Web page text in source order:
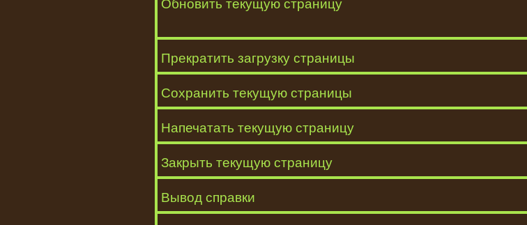
Обновить текущую страницу
Прекратить загрузку страницы
Сохранить текущую страницы
Напечатать текущую страницу
Закрыть текущую страницу
Вывод справки